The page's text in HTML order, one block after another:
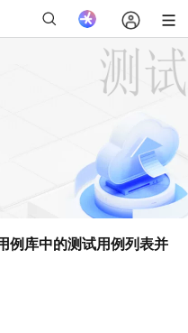
例库中的测试用例列表并